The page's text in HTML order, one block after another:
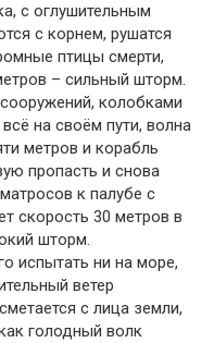
с оглушительным
с корнем, рушатся
птицы смерти,
– сильный шторм.
колобками
на своём пути, волна
метров и корабль
пропасть и снова
к палубе с
скорость 30 метров в
шторм.
испытать ни на море,
ветер
с лица земли,
голодный волк